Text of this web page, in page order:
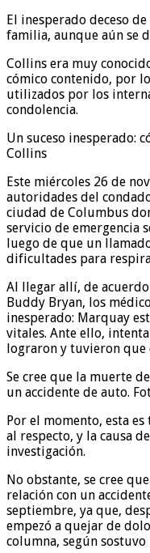
El inesperado deceso
familia, aunque aún se
Collins era muy
cómico contenido, por
utilizados por los
condolencia.
Un suceso inesperado:
Collins
Este miércoles 26 de
autoridades del
ciudad de Columbus
servicio de emergencia
luego de que un
dificultades para
Al llegar allí, de
Buddy Bryan, los
inesperado: Marquay
vitales. Ante ello,
lograron y tuvieron que
Se cree que la muerte
un accidente de auto.
Por el momento, esta
al respecto, y la causa
investigación.
No obstante, se cree
relación con un
septiembre, ya que,
empezó a quejar de
columna, según